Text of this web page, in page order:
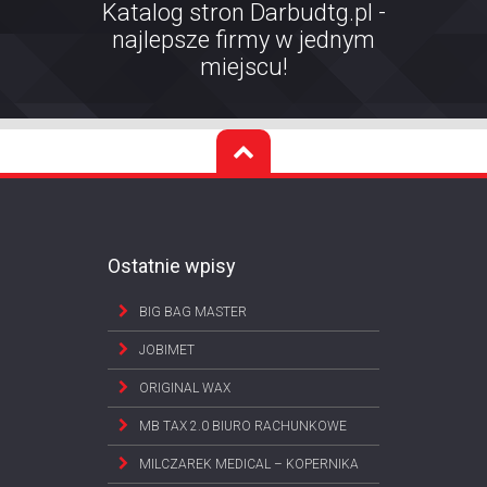
Katalog stron Darbudtg.pl -
najlepsze firmy w jednym
miejscu!
Ostatnie wpisy
BIG BAG MASTER
JOBIMET
ORIGINAL WAX
MB TAX 2.0 BIURO RACHUNKOWE
MILCZAREK MEDICAL – KOPERNIKA